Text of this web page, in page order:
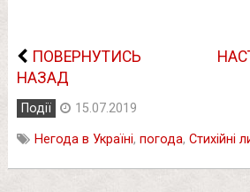
ПОВЕРНУТИСЬ
НАЗАД
Події 15.07.2019
Негода в Україні, погода, Стихійні